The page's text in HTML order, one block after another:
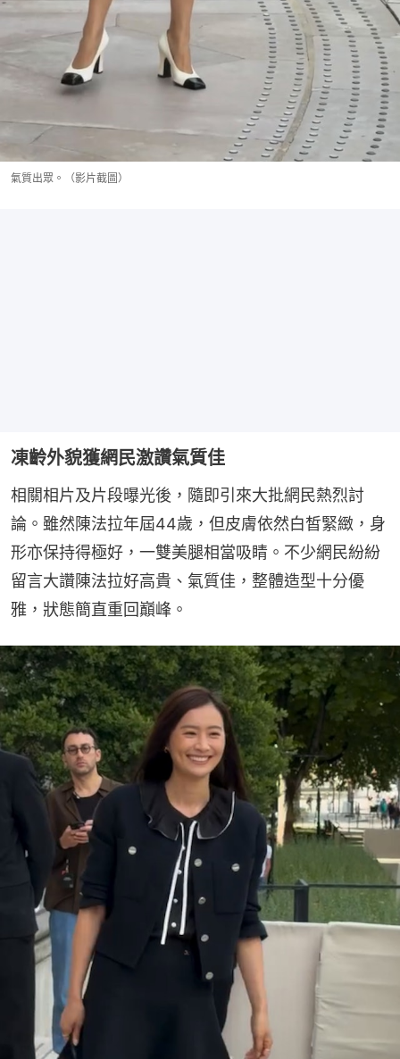
氣質出眾。（影片截圖）
凍齡外貌獲網民激讚氣質佳
相關相片及片段曝光後，隨即引來大批網民熱烈討
論。雖然陳法拉年屆44歲，但皮膚依然白皙緊緻，身
形亦保持得極好，一雙美腿相當吸睛。不少網民紛紛
留言大讚陳法拉好高貴、氣質佳，整體造型十分優
雅，狀態簡直重回巔峰。